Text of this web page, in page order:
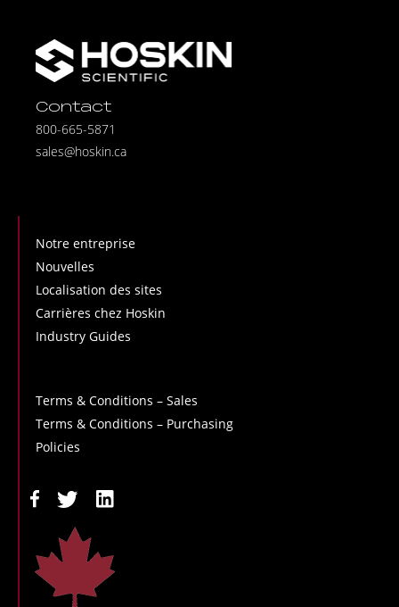
Contact
800-665-5871
sales@hoskin.ca
Notre entreprise
Nouvelles
Localisation des sites
Carrières chez Hoskin
Industry Guides
Terms & Conditions – Sales
Terms & Conditions – Purchasing
Policies